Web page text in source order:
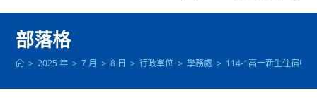
部落格
> 2025 年 > 7 月 > 8 日 > 行政單位 > 學務處 > 114-1高一新生住宿申